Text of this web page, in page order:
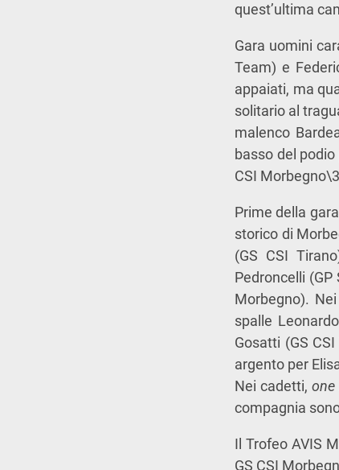
quest’ultima
Gara uomini
Team) e
appaiati, ma
solitario al
malenco
basso del
CSI
Prime della
storico di
(GS CSI
Pedroncelli
Morbegno).
spalle
Gosatti (GS
argento per
Nei cadetti,
compagnia
Il Trofeo AVIS
GS CSI